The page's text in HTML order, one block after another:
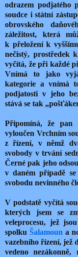
odrazem podjatého
soudce i státní
obrovského
záležitost, která
k přeložení k
nečistý, prostředek
vyčítá, že při každé
Vnímá to jako
kategorie a vnímá
podjatosti v jeho
stává se tak
Připomíná, že pan
vyloučen Vrchním
z řízení, v němž
svobody v trvání
Černé pak jeho
v daném případě
svobodu nevinného
V podstatě vyčítá
kterých jsem se
veleprocesu, jež
spolku Šalamoun a
vazebního řízení, jež
vedeno